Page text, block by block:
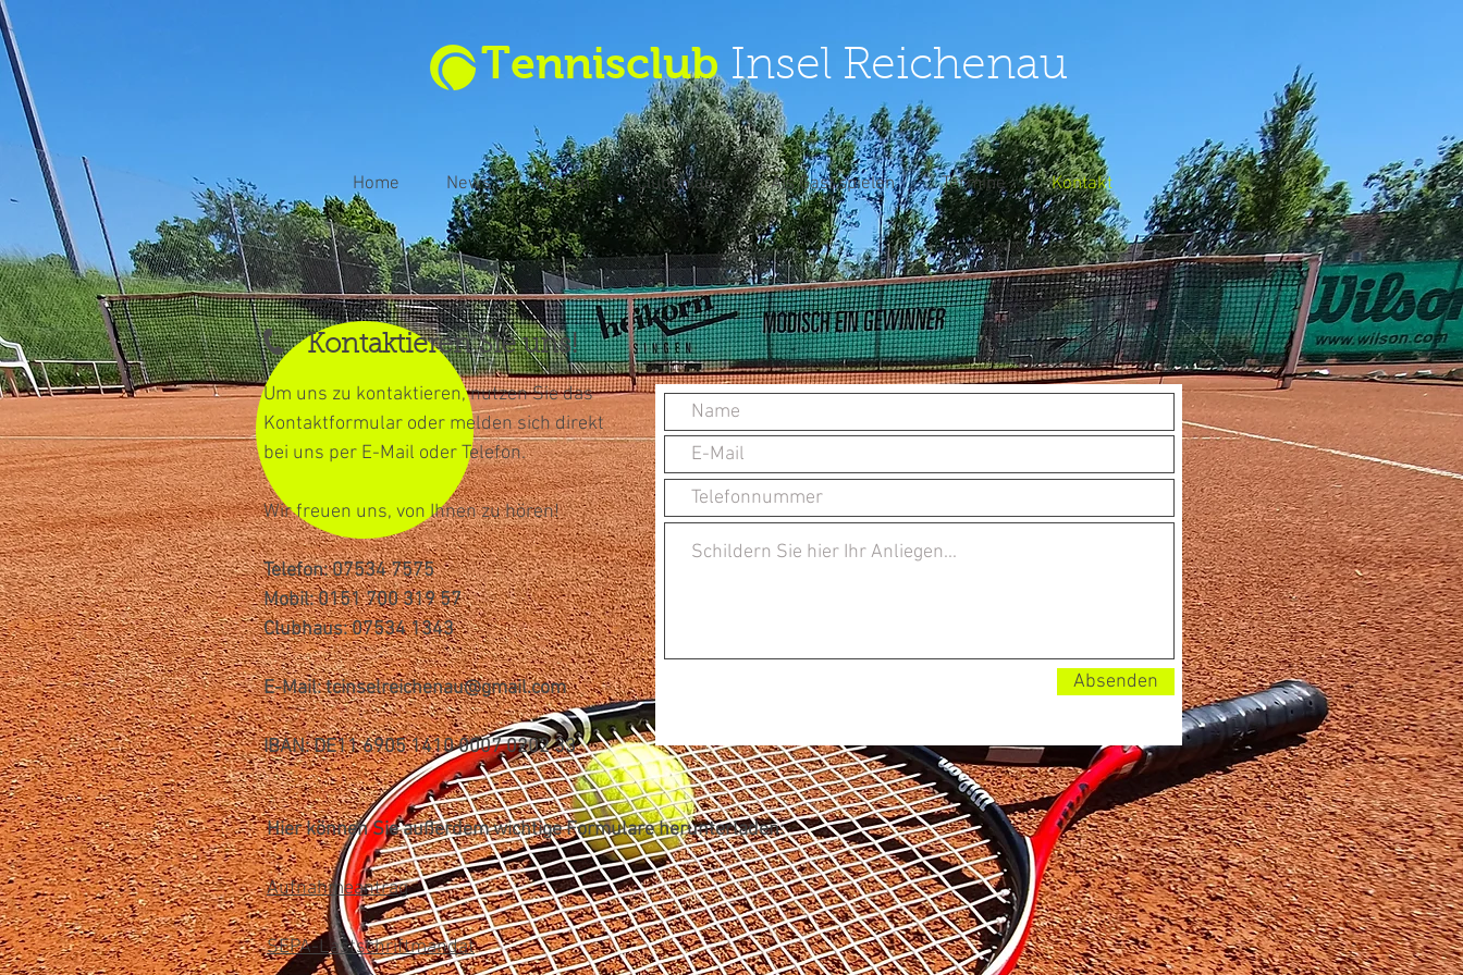
Tennisclub Insel Reichenau
Home News Verein Clubanlage Als Gast spielen Termine Kontakt
Kontaktieren Sie uns!
Um uns zu kontaktieren, nutzen Sie das
Kontaktformular oder melden sich direkt
bei uns per E-Mail oder Telefon.
Wir freuen uns, von Ihnen zu hören!
Telefon: 07534 7575
Mobil: 0151 700 319 57
Clubhaus: 07534 1343
E-Mail:tcinselreichenau@gmail.com
IBAN: DE11 6905 1410 0007 0202 33
Absenden
Hier können Sie außerdem wichtige Formulare herunterladen:
Aufnahmeantrag
SEPA-Lastschriftmandat